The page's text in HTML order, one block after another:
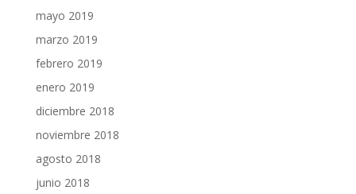
mayo 2019
marzo 2019
febrero 2019
enero 2019
diciembre 2018
noviembre 2018
agosto 2018
junio 2018